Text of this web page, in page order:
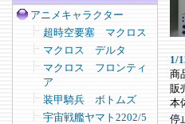
アニメキャラクター
超時空要塞 マクロス
マクロス デルタ
マクロス フロンティ
ア
装甲騎兵 ボトムズ
宇宙戦艦ヤマト2202/5
1/
商
販
本
停